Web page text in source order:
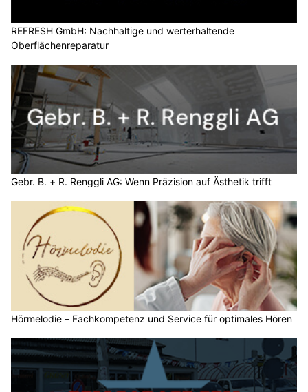
REFRESH GmbH: Nachhaltige und werterhaltende
Oberflächenreparatur
Gebr. B. + R. Renggli AG: Wenn Präzision auf Ästhetik trifft
Hörmelodie – Fachkompetenz und Service für optimales Hören